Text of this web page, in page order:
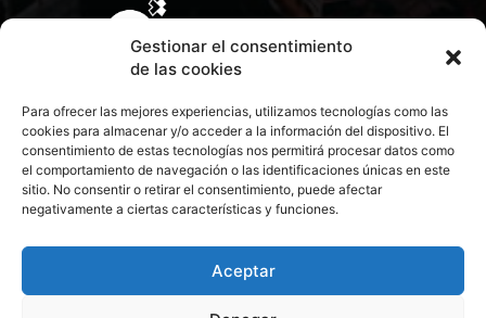
Gestionar el consentimiento
de las cookies
Para ofrecer las mejores experiencias, utilizamos tecnologías como las
cookies para almacenar y/o acceder a la información del dispositivo. El
consentimiento de estas tecnologías nos permitirá procesar datos como
el comportamiento de navegación o las identificaciones únicas en este
sitio. No consentir o retirar el consentimiento, puede afectar
negativamente a ciertas características y funciones.
Aceptar
CONTACTA CON NOSOTROS